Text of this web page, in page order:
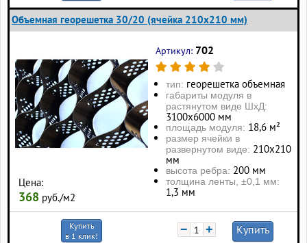
Объемная георешетка 30/20 (ячейка 210x210 мм)
Цена:
368 руб./м2
Артикул: 702
тип: георешетка объемная
габариты модуля в
растянутом виде ШхД:
3100х6000 мм
площадь модуля: 18,6 м²
размер ячейки в
развернутом виде: 210х210
мм
высота ребра: 200 мм
толщина ленты, ±0,1 мм:
1,3 мм
Купить
в 1 клик!
− + Купить